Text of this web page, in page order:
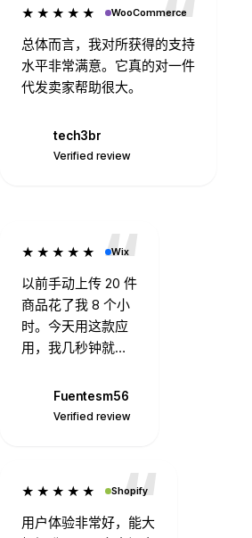
★★★★★ WooCommerce
总体而言，我对所获得的支持
水平非常满意。它真的对一件
代发卖家帮助很大。
tech3br
Verified review
★★★★★ Wix
以前手动上传 20 件
商品花了我 8 个小
时。今天用这款应
用，我几秒钟就上
Fuentesm56
Verified review
★★★★★ Shopify
用户体验非常好，能大